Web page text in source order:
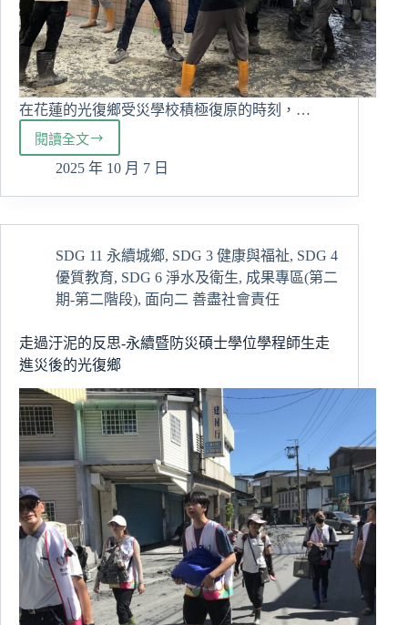
在花蓮的光復鄉受災學校積極復原的時刻，…
閱讀全文
從
教
發
光
復
加
慈
大
資
管
學
系
關
懷
之
行
2025 年 10 月 7 日
SDG 11 永續城鄉, SDG 3 健康與福祉, SDG 4
優質教育, SDG 6 淨水及衛生, 成果專區(第二
期-第二階段), 面向二 善盡社會責任
走過汙泥的反思-永續暨防災碩士學位學程師生走
進災後的光復鄉